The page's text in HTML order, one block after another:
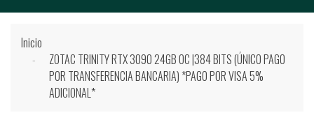
Inicio
ZOTAC TRINITY RTX 3090 24GB OC |384 BITS (ÚNICO PAGO
POR TRANSFERENCIA BANCARIA) *PAGO POR VISA 5%
ADICIONAL*